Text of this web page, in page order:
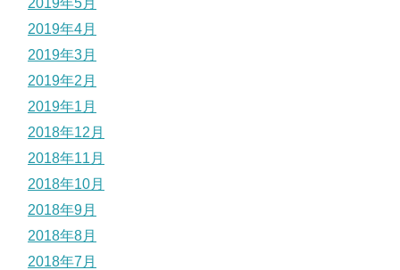
2019年4月
2019年3月
2019年2月
2019年1月
2018年12月
2018年11月
2018年10月
2018年9月
2018年8月
2018年7月